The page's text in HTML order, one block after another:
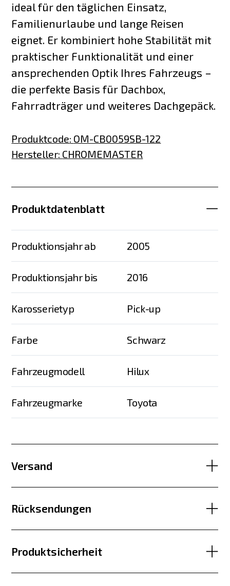
ideal für den täglichen Einsatz,
Familienurlaube und lange Reisen
eignet. Er kombiniert hohe Stabilität mit
praktischer Funktionalität und einer
ansprechenden Optik Ihres Fahrzeugs –
die perfekte Basis für Dachbox,
Fahrradträger und weiteres Dachgepäck.
Produktcode: OM-CB0059SB-122
Hersteller: CHROMEMASTER
Produktdatenblatt
Produktionsjahr ab 2005
Produktionsjahr bis 2016
Karosserietyp Pick-up
Farbe Schwarz
Fahrzeugmodell Hilux
Fahrzeugmarke Toyota
Versand
Rücksendungen
Produktsicherheit